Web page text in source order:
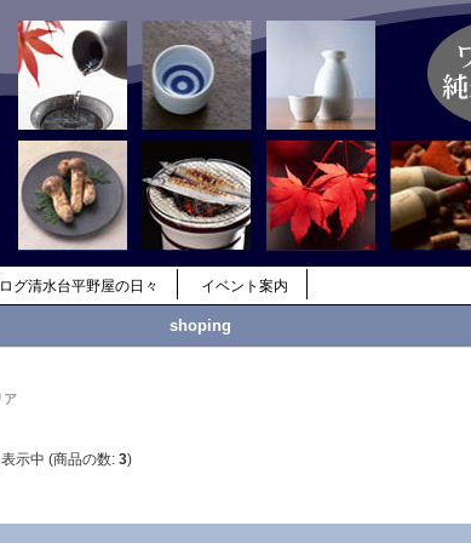
グ清水台平野屋の日々 イベント案内
shoping
ア
示中 (商品の数: 3)